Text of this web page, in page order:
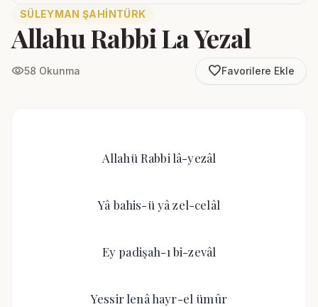
SÜLEYMAN ŞAHINTÜRK
Allahu Rabbi La Yezal
visibility58 Okunma favorite_borderFavorilere Ekle
Allahü Rabbi lâ-yezâl
Yâ bahis-ü yâ zel-celâl
Ey padişah-ı bi-zevâl
Yessir lenâ hayr-el ümûr